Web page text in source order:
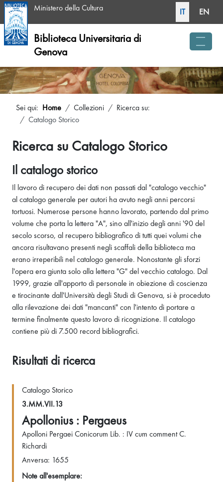
Ministero della Cultura Seleziona la tua
IT EN
Biblioteca Universitaria di
Genova
menu
Sei qui: Home Collezioni
Ricerca su:
Catalogo Storico
Ricerca su Catalogo Storico
Il catalogo storico
Il lavoro di recupero dei dati non passati dal "catalogo vecchio"
al catalogo generale per autori ha avuto negli anni percorsi
tortuosi. Numerose persone hanno lavorato, partendo dal primo
volume che porta la lettera "A", sino all'inizio degli anni '90 del
secolo scorso, al recupero bibliografico di tutti quei volumi che
ancora risultavano presenti negli scaffali della biblioteca ma
erano irreperibili nel catalogo generale. Nonostante gli sforzi
l'opera era giunta solo alla lettera "G" del vecchio catalogo. Dal
1999, grazie all'apporto di personale in obiezione di coscienza
e tirocinante dall'Università degli Studi di Genova, si è proceduto
alla rilevazione dei dati "mancanti" con l'intento di portare a
termine finalmente questo lavoro di ricognizione. Il catalogo
contiene più di 7.500 record bibliografici.
Risultati di ricerca
Catalogo Storico
3.MM.VII.13
Apollonius : Pergaeus
Apolloni Pergaei Conicorum Lib. : IV cum comment C.
Richardi
Anversa: 1655
Note all'esemplare: